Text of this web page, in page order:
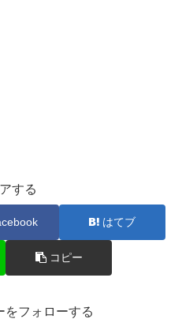
する
はてブ
コピー
をフォローする